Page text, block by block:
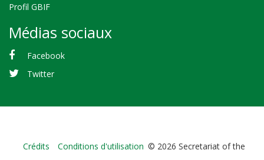
Profil GBIF
Médias sociaux
Facebook
Twitter
Bioland
Crédits Conditions d'utilisation © 2026 Secretariat of the